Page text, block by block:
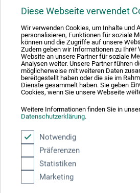
Diese Webseite verwendet
Wir verwenden Cookies, um Inhalte und
personalisieren, Funktionen für soziale
können und die Zugriffe auf unsere
Zudem geben wir Informationen zu Ihrer
Website an unsere Partner für soziale
Analysen weiter. Unsere Partner führen
möglicherweise mit weiteren Daten
bereitgestellt haben oder die sie im
Dienste gesammelt haben. Sie geben
Cookies, wenn Sie unsere Webseite
Weitere Informationen finden Sie in
Datenschutzerklärung.
Notwendig
Präferenzen
Statistiken
Marketing
dtv Verlag
Mein ganzes Leben, Öl auf
23,00 EUR